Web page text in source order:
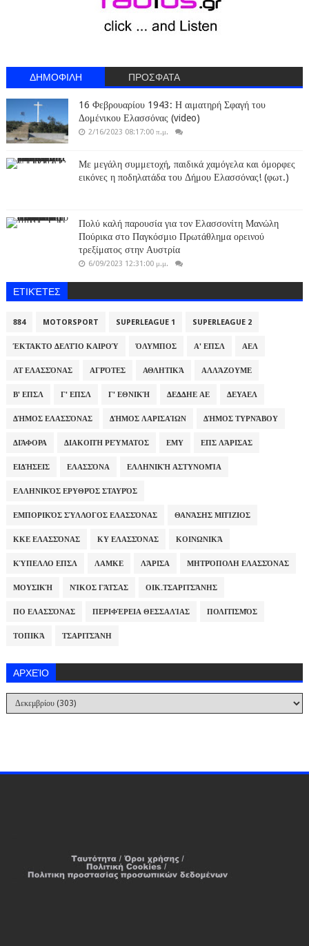
ΔΗΜΟΦΙΛΗ ΠΡΟΣΦΑΤΑ
16 Φεβρουαρίου 1943: Η αιματηρή Σφαγή του
Δομένικου Ελασσόνας (video)
2/16/2023 08:17:00 π.μ.
Με μεγάλη συμμετοχή, παιδικά χαμόγελα και όμορφες
εικόνες η ποδηλατάδα του Δήμου Ελασσόνας! (φωτ.)
Πολύ καλή παρουσία για τον Ελασσονίτη Μανώλη
Πούρικα στο Παγκόσμιο Πρωτάθλημα ορεινού
τρεξίματος στην Αυστρία
6/09/2023 12:31:00 μ.μ.
ΕΤΙΚΈΤΕΣ
884 MOTORSPORT SUPERLEAGUE 1 SUPERLEAGUE 2
ΈΚΤΑΚΤΟ ΔΕΛΤΊΟ ΚΑΙΡΟΎ ΌΛΥΜΠΟΣ Α' ΕΠΣΛ ΑΕΛ
ΑΤ ΕΛΑΣΣΌΝΑΣ ΑΓΡΌΤΕΣ ΑΘΛΗΤΙΚΆ ΑΛΛΆΖΟΥΜΕ
Β' ΕΠΣΛ Γ' ΕΠΣΛ Γ' ΕΘΝΙΚΉ ΔΕΔΔΗΕ ΑΕ ΔΕΥΑΕΛ
ΔΉΜΟΣ ΕΛΑΣΣΌΝΑΣ ΔΉΜΟΣ ΛΑΡΙΣΑΊΩΝ ΔΉΜΟΣ ΤΥΡΝΆΒΟΥ
ΔΙΆΦΟΡΑ ΔΙΑΚΟΠΉ ΡΕΎΜΑΤΟΣ ΕΜΥ ΕΠΣ ΛΆΡΙΣΑΣ
ΕΙΔΉΣΕΙΣ ΕΛΑΣΣΌΝΑ ΕΛΛΗΝΙΚΉ ΑΣΤΥΝΟΜΊΑ
ΕΛΛΗΝΙΚΌΣ ΕΡΥΘΡΌΣ ΣΤΑΥΡΌΣ
ΕΜΠΟΡΙΚΌΣ ΣΎΛΛΟΓΟΣ ΕΛΑΣΣΌΝΑΣ ΘΑΝΆΣΗΣ ΜΠΊΖΙΟΣ
ΚΚΕ ΕΛΑΣΣΌΝΑΣ ΚΥ ΕΛΑΣΣΌΝΑΣ ΚΟΙΝΩΝΙΚΆ
ΚΎΠΕΛΛΟ ΕΠΣΛ ΛΑΜΚΕ ΛΆΡΙΣΑ ΜΗΤΡΌΠΟΛΗ ΕΛΑΣΣΌΝΑΣ
ΜΟΥΣΙΚΉ ΝΊΚΟΣ ΓΆΤΣΑΣ ΟΙΚ.ΤΣΑΡΙΤΣΆΝΗΣ
ΠΟ ΕΛΑΣΣΌΝΑΣ ΠΕΡΙΦΈΡΕΙΑ ΘΕΣΣΑΛΊΑΣ ΠΟΛΙΤΙΣΜΌΣ
ΤΟΠΙΚΆ ΤΣΑΡΙΤΣΆΝΗ
ΑΡΧΕΊΟ